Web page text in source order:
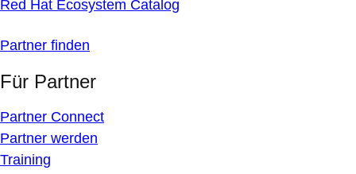
Red Hat Ecosystem Catalog
Partner finden
Für Partner
Partner Connect
Partner werden
Training